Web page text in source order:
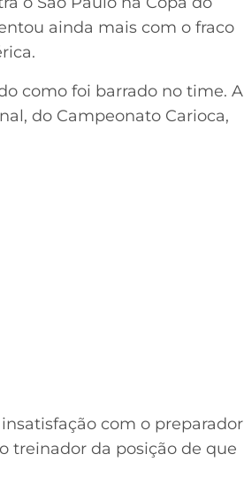
ainda mais com o fraco
como foi barrado no time. A
do Campeonato Carioca,
com o preparador
treinador da posição de que